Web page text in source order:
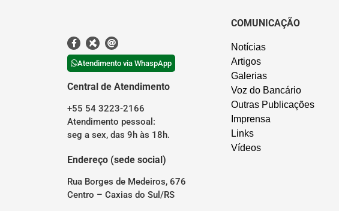
Atendimento via WhaspApp
Central de Atendimento
+55 54 3223-2166
Atendimento pessoal:
seg a sex, das 9h às 18h.
Endereço (sede social)
Rua Borges de Medeiros, 676
Centro – Caxias do Sul/RS
COMUNICAÇÃO
Notícias
Artigos
Galerias
Voz do Bancário
Outras Publicações
Imprensa
Links
Vídeos